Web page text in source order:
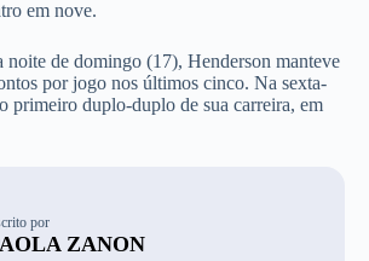
em nove.
noite de domingo (17), Henderson manteve
por jogo nos últimos cinco. Na sexta-
primeiro duplo-duplo de sua carreira, em
por
ZANON